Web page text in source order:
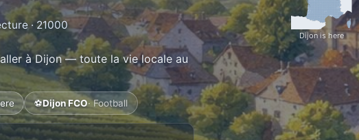
· 21000
Dijon is here
à Dijon — toute la vie locale au
⚽Dijon FCO· Football